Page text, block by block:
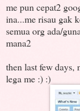
me pun cepat2
ina...me risau gak
semua org ada/
mana2
then last few days,
lega me :) :)